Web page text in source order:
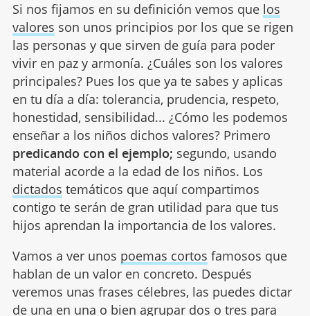
Si nos fijamos en su definición vemos que los
valores son unos principios por los que se rigen
las personas y que sirven de guía para poder
vivir en paz y armonía. ¿Cuáles son los valores
principales? Pues los que ya te sabes y aplicas
en tu día a día: tolerancia, prudencia, respeto,
honestidad, sensibilidad... ¿Cómo les podemos
enseñar a los niños dichos valores? Primero
predicando con el ejemplo; segundo, usando
material acorde a la edad de los niños. Los
dictados temáticos que aquí compartimos
contigo te serán de gran utilidad para que tus
hijos aprendan la importancia de los valores.
Vamos a ver unos poemas cortos famosos que
hablan de un valor en concreto. Después
veremos unas frases célebres, las puedes dictar
de una en una o bien agrupar dos o tres para